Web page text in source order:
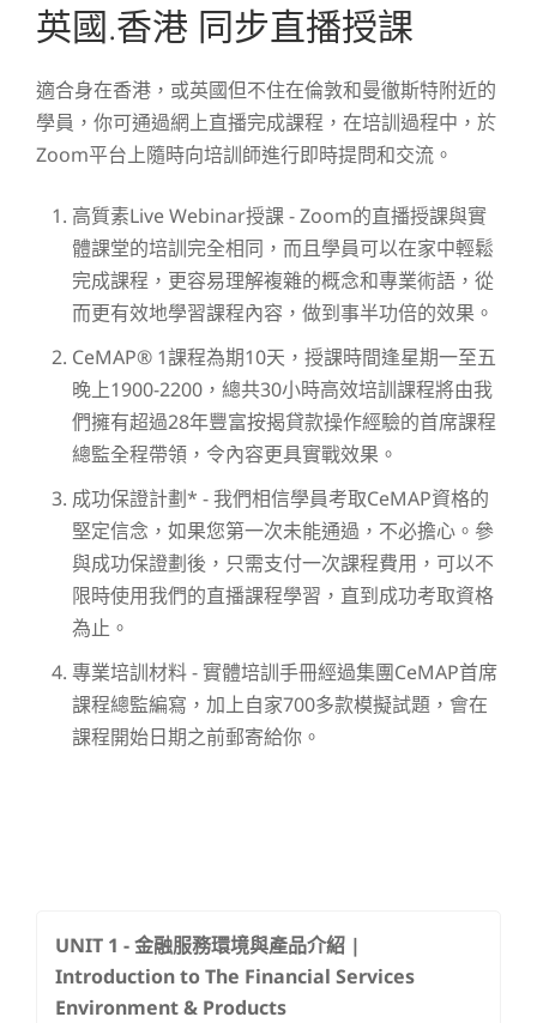
英國.香港 同步直播授課
適合身在香港，或英國但不住在倫敦和曼徹斯特附近的
學員，你可通過網上直播完成課程，在培訓過程中，於
Zoom平台上隨時向培訓師進行即時提問和交流。
高質素Live Webinar授課 - Zoom的直播授課與實
體課堂的培訓完全相同，而且學員可以在家中輕鬆
完成課程，更容易理解複雜的概念和專業術語，從
而更有效地學習課程內容，做到事半功倍的效果。
CeMAP® 1課程為期10天，授課時間逢星期一至五
晚上1900-2200，總共30小時高效培訓課程將由我
們擁有超過28年豐富按揭貸款操作經驗的首席課程
總監全程帶領，令內容更具實戰效果。
成功保證計劃* - 我們相信學員考取CeMAP資格的
堅定信念，如果您第一次未能通過，不必擔心。參
與成功保證劃後，只需支付一次課程費用，可以不
限時使用我們的直播課程學習，直到成功考取資格
為止。
專業培訓材料 - 實體培訓手冊經過集團CeMAP首席
課程總監編寫，加上自家700多款模擬試題，會在
課程開始日期之前郵寄給你。
UNIT 1 - 金融服務環境與產品介紹 |
Introduction to The Financial Services
Environment & Products